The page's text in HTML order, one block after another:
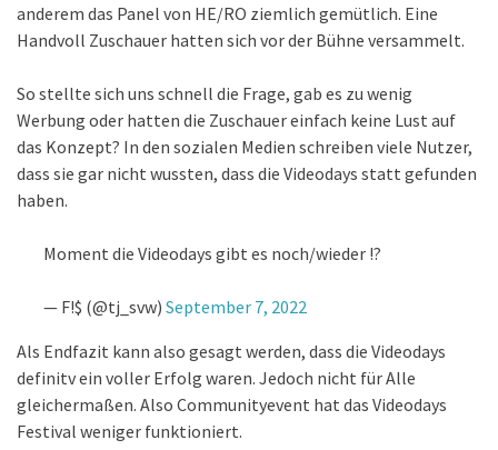
anderem das Panel von HE/RO ziemlich gemütlich. Eine
Handvoll Zuschauer hatten sich vor der Bühne versammelt.
So stellte sich uns schnell die Frage, gab es zu wenig
Werbung oder hatten die Zuschauer einfach keine Lust auf
das Konzept? In den sozialen Medien schreiben viele Nutzer,
dass sie gar nicht wussten, dass die Videodays statt gefunden
haben.
Moment die Videodays gibt es noch/wieder !?
— F!$ (@tj_svw) September 7, 2022
Als Endfazit kann also gesagt werden, dass die Videodays
definitv ein voller Erfolg waren. Jedoch nicht für Alle
gleichermaßen. Also Communityevent hat das Videodays
Festival weniger funktioniert.